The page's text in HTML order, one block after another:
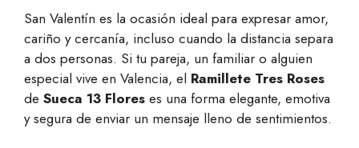
San Valentín es la ocasión ideal para expresar amor,
cariño y cercanía, incluso cuando la distancia separa
a dos personas. Si tu pareja, un familiar o alguien
especial vive en Valencia, el Ramillete Tres Roses
de Sueca 13 Flores es una forma elegante, emotiva
y segura de enviar un mensaje lleno de sentimientos.